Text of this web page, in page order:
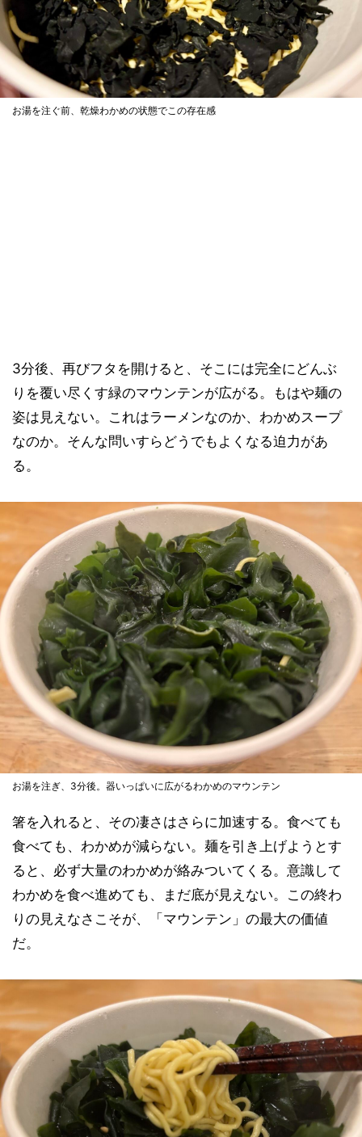
お湯を注ぐ前、乾燥わかめの状態でこの存在感
3分後、再びフタを開けると、そこには完全にどんぶ
りを覆い尽くす緑のマウンテンが広がる。もはや麺の
姿は見えない。これはラーメンなのか、わかめスープ
なのか。そんな問いすらどうでもよくなる迫力があ
る。
お湯を注ぎ、3分後。器いっぱいに広がるわかめのマウンテン
箸を入れると、その凄さはさらに加速する。食べても
食べても、わかめが減らない。麺を引き上げようとす
ると、必ず大量のわかめが絡みついてくる。意識して
わかめを食べ進めても、まだ底が見えない。この終わ
りの見えなさこそが、「マウンテン」の最大の価値
だ。